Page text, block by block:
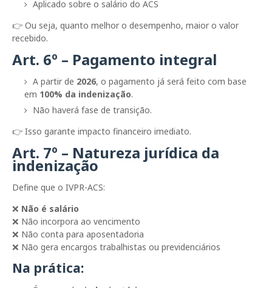
Aplicado sobre o salário do ACS
👉 Ou seja, quanto melhor o desempenho, maior o valor
recebido.
Art. 6º – Pagamento integral
A partir de 2026, o pagamento já será feito com base
em 100% da indenização.
Não haverá fase de transição.
👉 Isso garante impacto financeiro imediato.
Art. 7º – Natureza jurídica da
indenização
Define que o IVPR-ACS:
❌ Não é salário
❌ Não incorpora ao vencimento
❌ Não conta para aposentadoria
❌ Não gera encargos trabalhistas ou previdenciários
Na prática: